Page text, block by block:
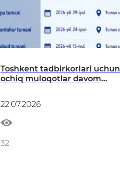
Toshkent tadbirkorlari uchun
ochiq muloqotlar davom
22.07.2026
32